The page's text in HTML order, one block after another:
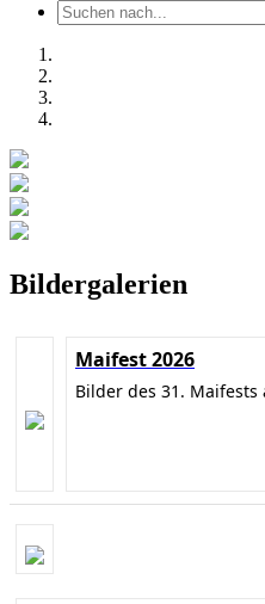
Bildergalerien
Maifest 2026
Bilder des 31. Maifests